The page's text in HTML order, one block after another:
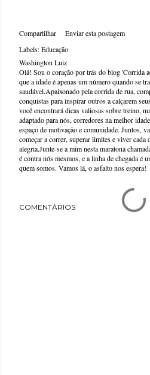
Compartilhar
Enviar esta postagem
Labels:Educação
Washington Luiz
Olá! Sou o coração por trás do blog 'Corrida
que a idade é apenas um número quando se
saudável.Apaixonado pela corrida de rua,
conquistas para inspirar outros a calçarem
você encontrará dicas valiosas sobre treino,
adaptado para nós, corredores na melhor
espaço de motivação e comunidade. Juntos,
começar a correr, superar limites e viver cada
alegria.Junte-se a mim nesta maratona
é contra nós mesmos, e a linha de chegada é
quem somos. Vamos lá, o asfalto nos espera!
COMENTÁRIOS